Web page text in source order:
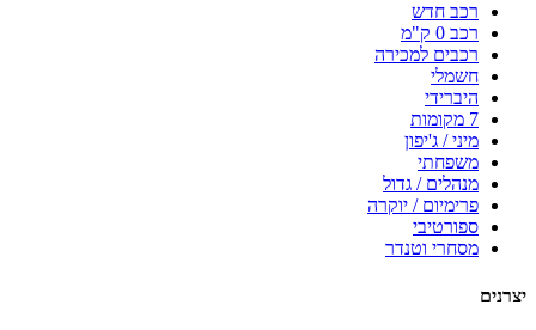
רכב חדש
רכב 0 ק"מ
רכבים למכירה
חשמלי
היברידי
7 מקומות
מיני / ג'יפון
משפחתי
מנהלים / גדול
פרימיום / יוקרה
ספורטיבי
מסחרי וטנדר
יצרנים